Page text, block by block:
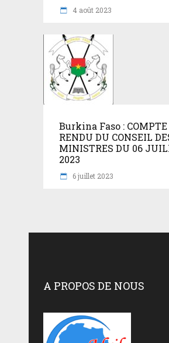
4 août 2023
Burkina Faso : COMPTE
RENDU DU CONSEIL
MINISTRES DU 06
2023
6 juillet 2023
A PROPOS DE NOUS